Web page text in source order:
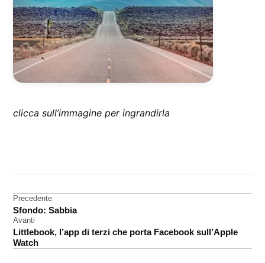
clicca sull’immagine per ingrandirla
Navigazione
articoli
Precedente
Sfondo: Sabbia
Avanti
Littlebook, l’app di terzi che porta Facebook sull’Apple
Watch